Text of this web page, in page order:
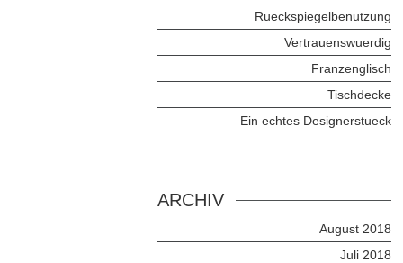
Rueckspiegelbenutzung
Vertrauenswuerdig
Franzenglisch
Tischdecke
Ein echtes Designerstueck
ARCHIV
August 2018
Juli 2018